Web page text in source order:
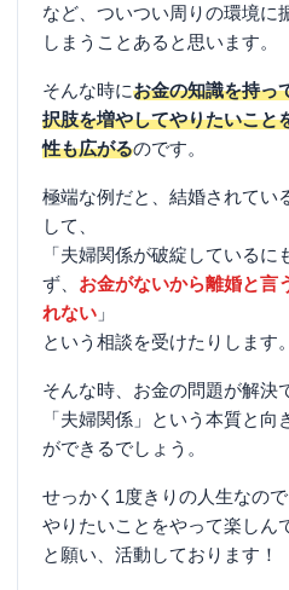
など、ついつい周りの環境に
しまうことあると思います。
そんな時にお金の知識を持っ
択肢を増やしてやりたいこと
性も広がるのです。
極端な例だと、結婚されてい
して、
「夫婦関係が破綻しているに
ず、 お金がないから離婚と言
れない 」
という相談を受けたりします。
そんな時、お金の問題が解決
「夫婦関係」という本質と向
ができるでしょう。
せっかく1度きりの人生なの
やりたいことをやって楽しん
と願い、活動しております！